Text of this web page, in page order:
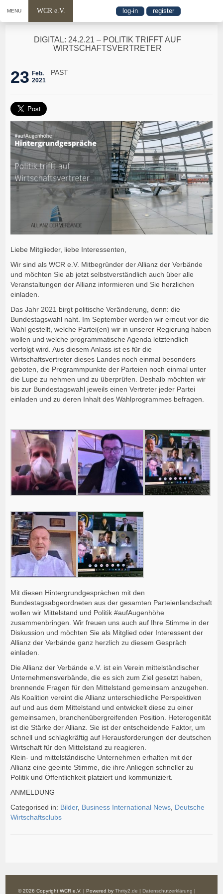
MENU WCR e.V. log-in register
DIGITAL: 24.2.21 – POLITIK TRIFFT AUF
WIRTSCHAFTSVERTRETER
23 Feb.
2021
PAST
Liebe Mitglieder, liebe Interessenten,
Wir sind als WCR e.V. Mitbegründer der Allianz der Verbände
und möchten Sie ab jetzt selbstverständlich auch über alle
Veranstaltungen der Allianz informieren und Sie herzlichen
einladen.
Das Jahr 2021 birgt politische Veränderung, denn: die
Bundestagswahl naht. Im September werden wir erneut vor die
Wahl gestellt, welche Partei(en) wir in unserer Regierung haben
wollen und welche programmatische Agenda letztendlich
verfolgt wird. Aus diesem Anlass ist es für die
Wirtschaftsvertreter dieses Landes noch einmal besonders
geboten, die Programmpunkte der Parteien noch einmal unter
die Lupe zu nehmen und zu überprüfen. Deshalb möchten wir
bis zur Bundestagswahl jeweils einen Vertreter jeder Partei
einladen und zu deren Inhalt des Wahlprogrammes befragen.
Mit diesen Hintergrundgesprächen mit den
Bundestagsabgeordneten aus der gesamten Parteienlandschaft
wollen wir Mittelstand und Politik #aufAugenhöhe
zusammenbringen. Wir freuen uns auch auf Ihre Stimme in der
Diskussion und möchten Sie als Mitglied oder Interessent der
Allianz der Verbände ganz herzlich zu diesem Gespräch
einladen.
Die Allianz der Verbände e.V. ist ein Verein mittelständischer
Unternehmensverbände, die es sich zum Ziel gesetzt haben,
brennende Fragen für den Mittelstand gemeinsam anzugehen.
Als Koalition vereint die Allianz unterschiedliche Perspektiven
auf und aus dem Mittelstand und entwickelt diese zu einer
gemeinsamen, branchenübergreifenden Position. Heterogenität
ist die Stärke der Allianz. Sie ist der entscheidende Faktor, um
schnell und schlagkräftig auf Herausforderungen der deutschen
Wirtschaft für den Mittelstand zu reagieren.
Klein- und mittelständische Unternehmen erhalten mit der
Allianz eine geeinte Stimme, die ihre Anliegen schneller zu
Politik und Öffentlichkeit platziert und kommuniziert.
ANMELDUNG
Categorised in: Bilder, Business International News Deutsche
Wirtschaftsclubs
© 2026 Copyright WCR e.V. | Powered byThrity2.de | Datenschutzerklärung |